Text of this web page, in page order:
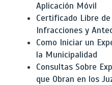
Aplicación Móvil
Certificado Libre de
Infracciones y
Como Iniciar un
la Municipalidad
Consultas Sobre
que Obran en los